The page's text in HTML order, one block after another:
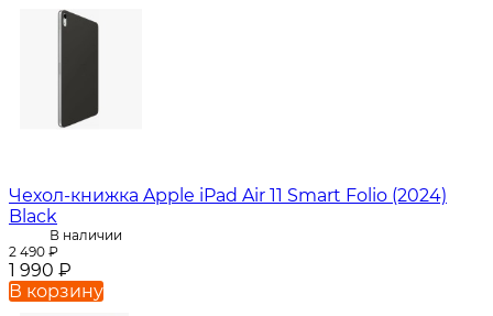
Чехол-книжка Apple iPad Air 11 Smart Folio (2024)
Black
В наличии
2 490 ₽
1 990 ₽
В корзину